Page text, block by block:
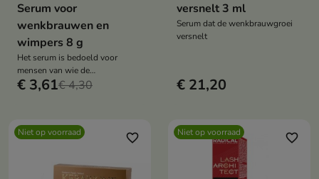
Serum voor
wenkbrauwen en
wimpers 8 g
Het serum is bedoeld voor
mensen van wie de
wenkbrauwen en wimpers door
€ 3,61€ 4,30
versnelt 3 ml
Serum dat de wenkbrauwgroei
versnelt
€ 21,20
Niet op voorraad favorite_border Niet op voorraad favorite_border